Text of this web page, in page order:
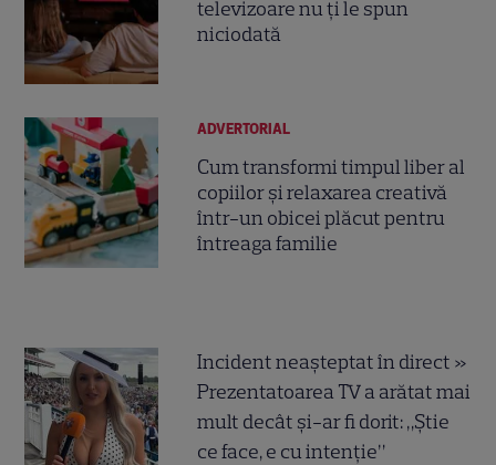
televizoare nu ți le spun
niciodată
ADVERTORIAL
Cum transformi timpul liber al
copiilor și relaxarea creativă
într-un obicei plăcut pentru
întreaga familie
Incident neașteptat în direct »
Prezentatoarea TV a arătat mai
mult decât și-ar fi dorit: „Știe
ce face, e cu intenție”